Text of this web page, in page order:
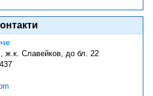
,ж.к. Славейков, до бл. 22